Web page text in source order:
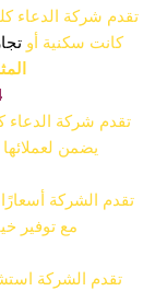
تقدم شركة الدعاء
كانت سكنية أو
4.
تقدم شركة
يضمن
تقدم الشركة
مع توفير
تقدم الشركة